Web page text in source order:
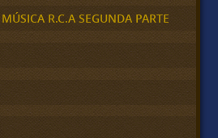
R.C.A SEGUNDA PARTE